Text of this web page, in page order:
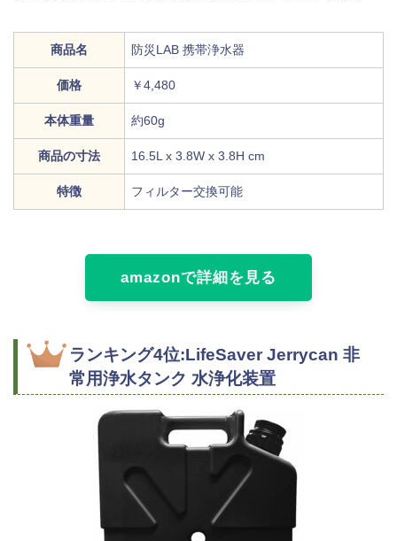
商品名 防災LAB 携帯浄水器
価格 ￥4,480
本体重量 約60g
商品の寸法 16.5L x 3.8W x 3.8H cm
特徴 フィルター交換可能
amazonで詳細を見る
ランキング4位:LifeSaver Jerrycan 非
常用浄水タンク 水浄化装置